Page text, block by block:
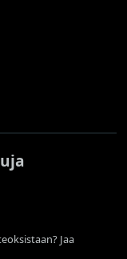
Jaa